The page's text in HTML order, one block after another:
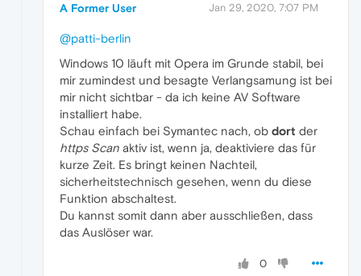
A Former User Jan 29, 2020, 7:07 PM
@patti-berlin
Windows 10 läuft mit Opera im Grunde stabil, bei
mir zumindest und besagte Verlangsamung ist bei
mir nicht sichtbar - da ich keine AV Software
installiert habe.
Schau einfach bei Symantec nach, ob dort der
https Scan aktiv ist, wenn ja, deaktiviere das für
kurze Zeit. Es bringt keinen Nachteil,
sicherheitstechnisch gesehen, wenn du diese
Funktion abschaltest.
Du kannst somit dann aber ausschließen, dass
das Auslöser war.
0